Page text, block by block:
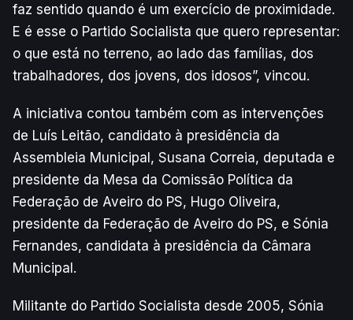
faz sentido quando é um exercício de proximidade.
E é esse o Partido Socialista que quero representar:
o que está no terreno, ao lado das famílias, dos
trabalhadores, dos jovens, dos idosos”, vincou.
A iniciativa contou também com as intervenções
de Luís Leitão, candidato à presidência da
Assembleia Municipal, Susana Correia, deputada e
presidente da Mesa da Comissão Política da
Federação de Aveiro do PS, Hugo Oliveira,
presidente da Federação de Aveiro do PS, e Sónia
Fernandes, candidata à presidência da Câmara
Municipal.
Militante do Partido Socialista desde 2005, Sónia